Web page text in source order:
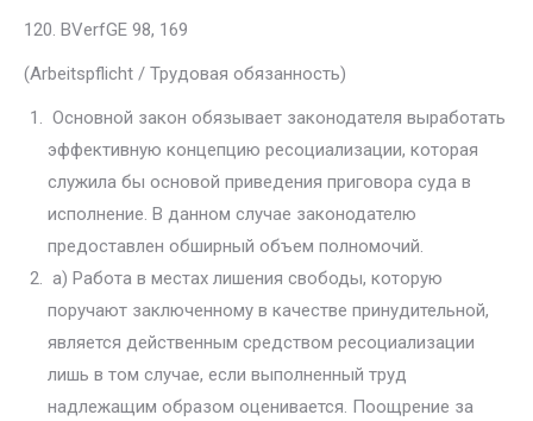
120. BVerfGE 98, 169
(Arbeitspflicht / Трудовая обязанность)
Основной закон обязывает законодателя выработать
эффективную концепцию ресоциализации, которая
служила бы основой приведения приговора суда в
исполнение. В данном случае законодателю
предостав­лен обширный объем полномочий.
а) Работа в местах лишения свободы, которую
поручают заключен­ному в качестве принудительной,
является действенным средством ре­социализации
лишь в том случае, если выполненный труд
надлежащим образом оценивается. Поощрение за